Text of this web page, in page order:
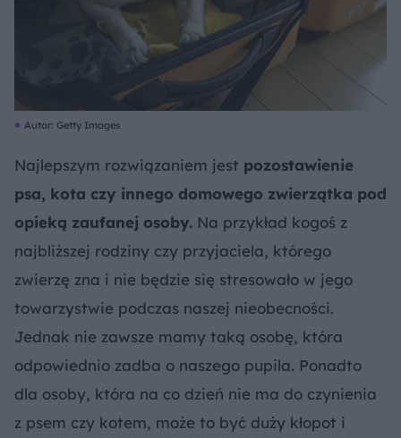
Autor: Getty Images
Najlepszym rozwiązaniem jest pozostawienie
psa, kota czy innego domowego zwierzątka pod
opieką zaufanej osoby. Na przykład kogoś z
najbliższej rodziny czy przyjaciela, którego
zwierzę zna i nie będzie się stresowało w jego
towarzystwie podczas naszej nieobecności.
Jednak nie zawsze mamy taką osobę, która
odpowiednio zadba o naszego pupila. Ponadto
dla osoby, która na co dzień nie ma do czynienia
z psem czy kotem, może to być duży kłopot i